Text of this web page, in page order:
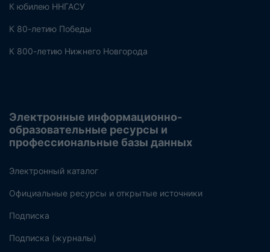
К юбилею ННГАСУ
К 80-летию Победы
К 800-летию Нижнего Новгорода
Электронные информационно-
образовательные ресурсы и
профессиональные базы данных
Электронный каталог
Официальные ресурсы и открытые источники
Подписка
Подписка (журналы)